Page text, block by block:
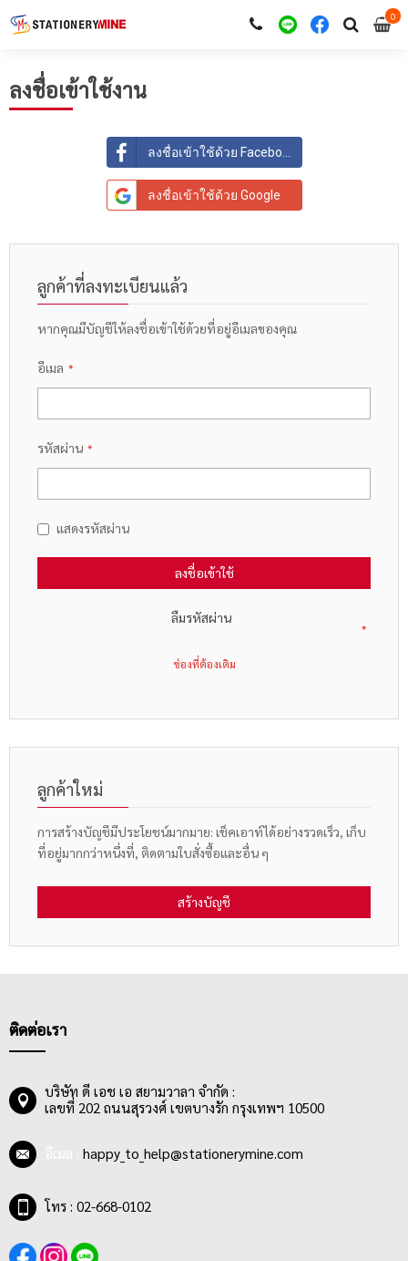
00
ลงชื่อเข้าใช้งาน
ลงชื่อเข้าใช้ด้วย Facebook
ลงชื่อเข้าใช้ด้วย Google
ลูกค้าที่ลงทะเบียนแล้ว
หากคุณมีบัญชีให้ลงชื่อเข้าใช้ด้วยที่อยู่อีเมลของคุณ
อีเมล
รหัสผ่าน
แสดงรหัสผ่าน
ลงชื่อเข้าใช้
ลืมรหัสผ่าน
ลูกค้าใหม่
การสร้างบัญชีมีประโยชน์มากมาย: เช็คเอาท์ได้อย่างรวดเร็ว, เก็บ
ที่อยู่มากกว่าหนึ่งที่, ติดตามใบสั่งซื้อและอื่น ๆ
สร้างบัญชี
ติดต่อเรา
บริษัท ดี เอช เอ สยามวาลา จำกัด :
เลขที่ 202 ถนนสุรวงศ์ เขตบางรัก กรุงเทพฯ 10500
happy_to_help@stationerymine.com
โทร : 02-668-0102